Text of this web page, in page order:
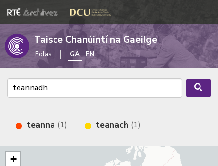
Taisce Chanúintí na Gaeilge
Eolas GA EN
teanna (1) teanach (1)
+